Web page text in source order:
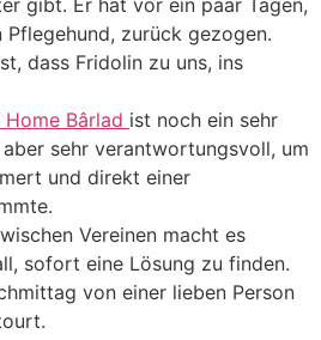
gibt. Er hat vor ein paar Tagen,
zurück gezogen.
dass Fridolin zu uns, ins
Home Bârlad ist noch ein sehr
sehr verantwortungsvoll, um
und direkt einer
Vereinen macht es
sofort eine Lösung zu finden.
von einer lieben Person